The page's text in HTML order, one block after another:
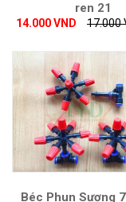
ren 21
14.000 VND 17.000
Béc Phun Sương